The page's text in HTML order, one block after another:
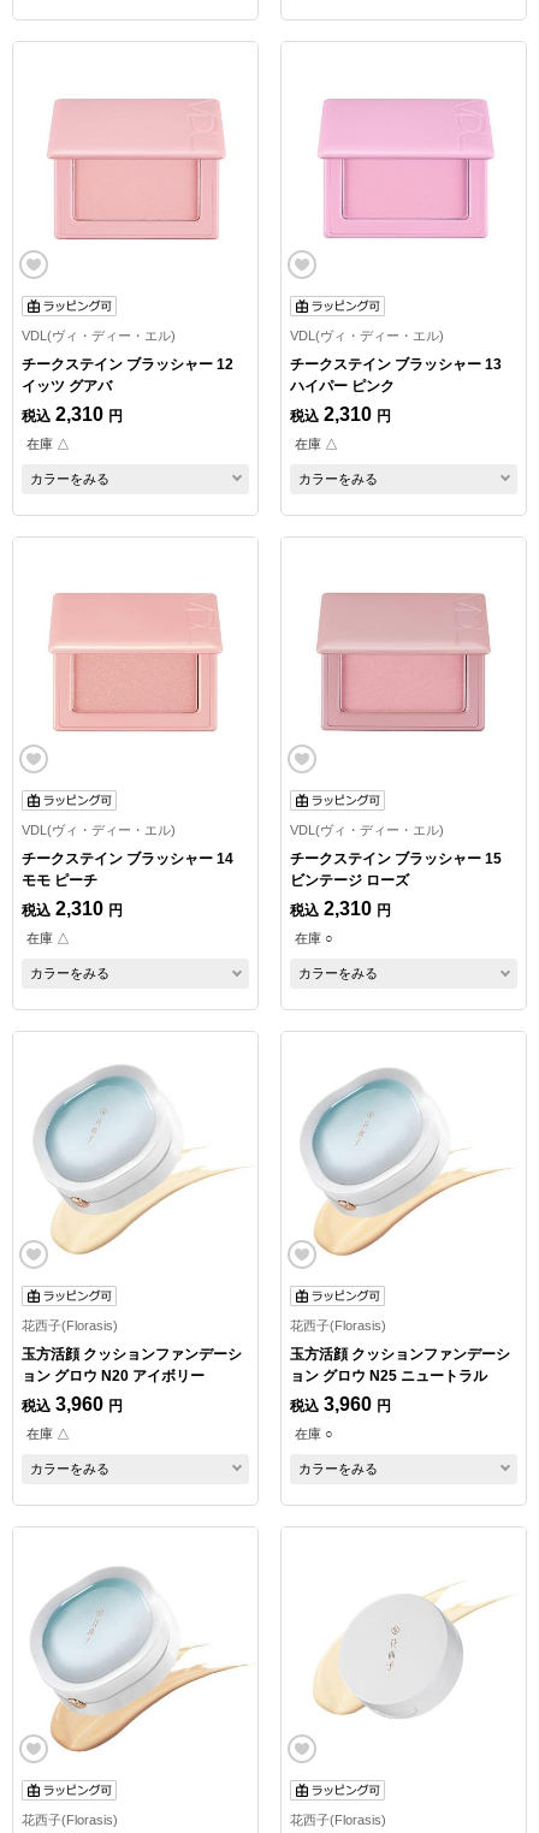
VDL(ヴィ・ディー・エル)
チークステイン ブラッシャー 12
イッツ グアバ
税込 2,310 円
在庫 △
カラーをみる
VDL(ヴィ・ディー・エル)
チークステイン ブラッシャー 13
ハイパー ピンク
税込 2,310 円
在庫 △
カラーをみる
VDL(ヴィ・ディー・エル)
チークステイン ブラッシャー 14
モモ ピーチ
税込 2,310 円
在庫 △
カラーをみる
VDL(ヴィ・ディー・エル)
チークステイン ブラッシャー 15
ビンテージ ローズ
税込 2,310 円
在庫 ○
カラーをみる
花西子(Florasis)
玉方活顔 クッションファンデーシ
ョン グロウ N20 アイボリー
税込 3,960 円
在庫 △
カラーをみる
花西子(Florasis)
玉方活顔 クッションファンデーシ
ョン グロウ N25 ニュートラル
税込 3,960 円
在庫 ○
カラーをみる
花西子(Florasis) 花西子(Florasis)